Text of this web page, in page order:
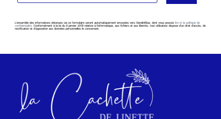
L’ensemble des informations obtenues via ce formulaire seront automatiquement envoyées vers SendinBlue, dont vous pouvez lire ici la politique de
confidentialité . Conformément à la loi du 6 janvier 1978 relative à l’informatique, aux fichiers et aux libertés, tout utilisateur dispose d’un droit d’accès, de
rectification et d’opposition aux données personnelles le concernant.